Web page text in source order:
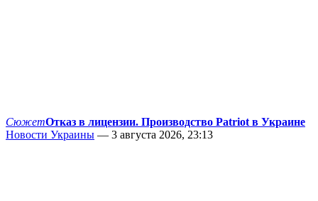
СюжетОтказ в лицензии. Производство Patriot в Украине
Новости Украины — 3 августа 2026, 23:13